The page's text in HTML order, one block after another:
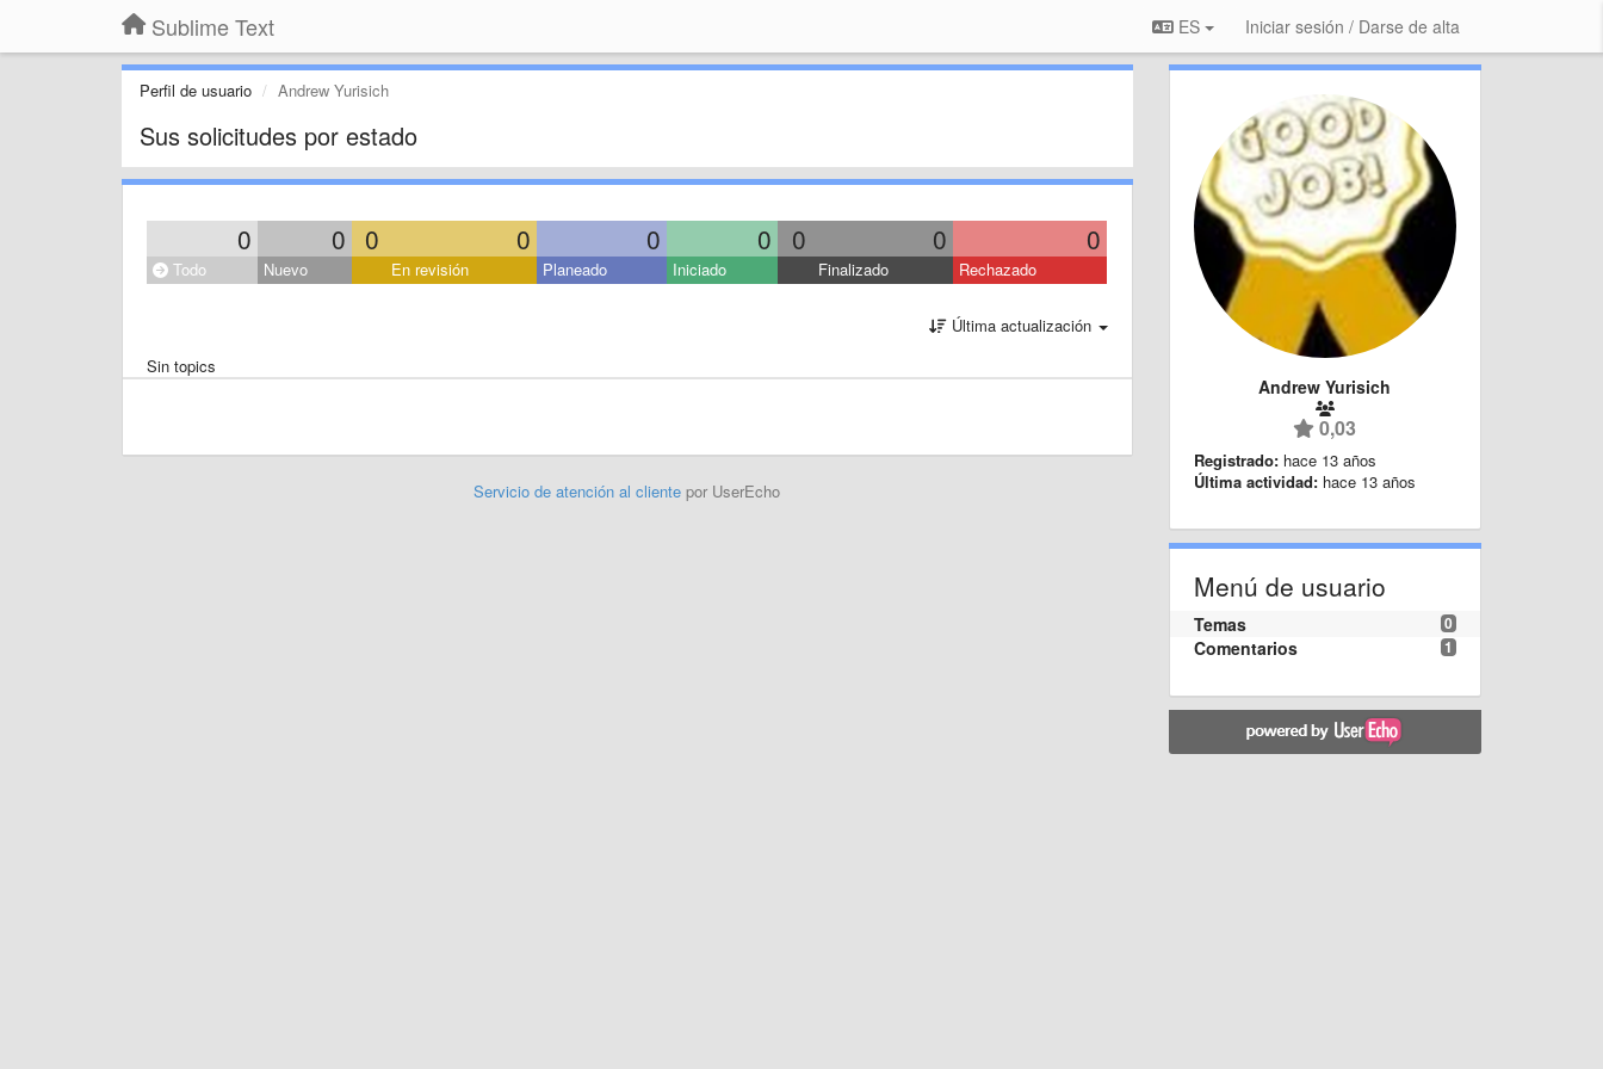
Sublime Text ES Iniciar sesión / Darse de alta
Perfil de usuario Andrew Yurisich
Sus solicitudes por estado
0 0 0 0 0 0 0 0 0
Todo Nuevo En revisión Planeado Iniciado Finalizado Rechazado
Última actualización
Sin topics
Servicio de atención al clientepor UserEcho
Andrew Yurisich
0,03
Registrado: hace 13 años
Última actividad: hace 13 años
Menú de usuario
0
Temas
1
Comentarios